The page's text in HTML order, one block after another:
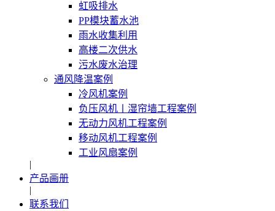
虹吸排水
PP模块蓄水池
雨水收集利用
高楼二次供水
污水废水治理
通风降温案例
冷风机案例
负压风机〡湿帘墙工程案例
无动力风机工程案例
移动风机工程案例
工业风扇案例
|
产品画册
|
联系我们